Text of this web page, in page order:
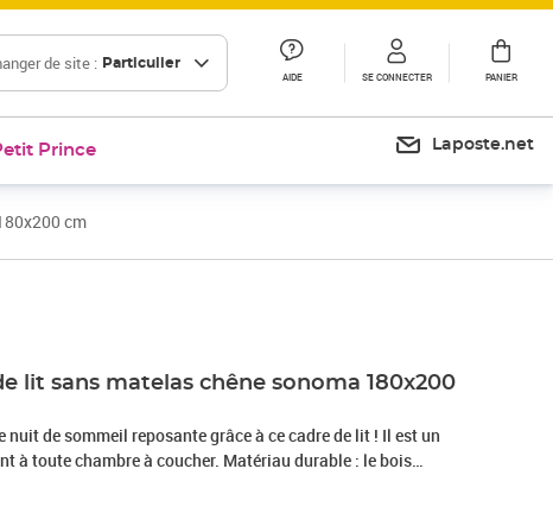
de site : Particulier
AIDE SE CONNECTER PANIER
Prince Laposte.net
cm
lit sans matelas chêne sonoma 180x200
nuit de sommeil reposante grâce à ce cadre de lit ! Il est un
à toute chambre à coucher. Matériau durable : le bois
exceptionnelle avec une surface lisse et présente